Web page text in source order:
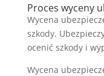
Proces wyceny
Wycena
szkody.
ocenić szkody i
Wycena